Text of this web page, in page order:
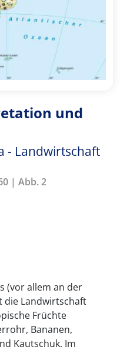
und
- Landwirtschaft
| Abb. 2
(vor allem an der
die Landwirtschaft
Früchte
Bananen,
Kautschuk. Im